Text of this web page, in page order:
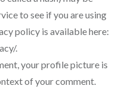
to see if you are using
policy is available here:
.
your profile picture is
of your comment.